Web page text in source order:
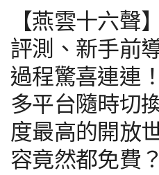
【燕雲十六聲
評測、新手前
過程驚喜連連
多平台隨時切
度最高的開放
容竟然都免費